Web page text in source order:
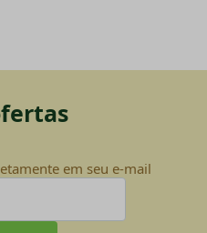
em seu e-mail